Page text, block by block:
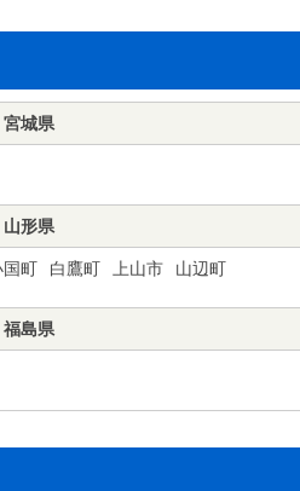
宮城県
山形県
国町 白鷹町 上山市 山辺町
福島県